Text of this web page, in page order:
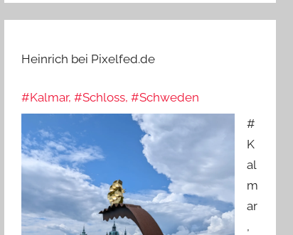
Heinrich bei Pixelfed.de
#Kalmar, #Schloss, #Schweden
#
K
al
m
ar
,